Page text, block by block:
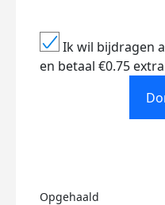
Ik wil bijdragen
en betaal €0.75
Opgehaald